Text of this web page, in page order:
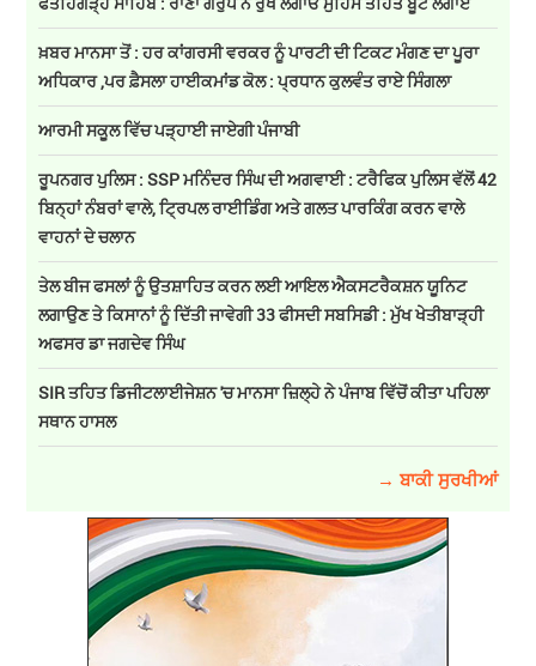
ਖ਼ਬਰ ਮਾਨਸਾ ਤੋਂ : ਹਰ ਕਾਂਗਰਸੀ ਵਰਕਰ ਨੂੰ ਪਾਰਟੀ ਦੀ ਟਿਕਟ ਮੰਗਣ ਦਾ ਪੂਰਾ
ਅਧਿਕਾਰ ,ਪਰ ਫ਼ੈਸਲਾ ਹਾਈਕਮਾਂਡ ਕੋਲ : ਪ੍ਰਧਾਨ ਕੁਲਵੰਤ ਰਾਏ ਸਿੰਗਲਾ
ਆਰਮੀ ਸਕੂਲ ਵਿੱਚ ਪੜ੍ਹਾਈ ਜਾਏਗੀ ਪੰਜਾਬੀ
ਰੂਪਨਗਰ ਪੁਲਿਸ : SSP ਮਨਿੰਦਰ ਸਿੰਘ ਦੀ ਅਗਵਾਈ : ਟਰੈਫਿਕ ਪੁਲਿਸ ਵੱਲੋਂ 42
ਬਿਨ੍ਹਾਂ ਨੰਬਰਾਂ ਵਾਲੇ, ਟ੍ਰਿਪਲ ਰਾਈਡਿੰਗ ਅਤੇ ਗਲਤ ਪਾਰਕਿੰਗ ਕਰਨ ਵਾਲੇ
ਵਾਹਨਾਂ ਦੇ ਚਲਾਨ
ਤੇਲ ਬੀਜ ਫਸਲਾਂ ਨੂੰ ਉਤਸ਼ਾਹਿਤ ਕਰਨ ਲਈ ਆਇਲ ਐਕਸਟਰੈਕਸ਼ਨ ਯੂਨਿਟ
ਲਗਾਉਣ ਤੇ ਕਿਸਾਨਾਂ ਨੂੰ ਦਿੱਤੀ ਜਾਵੇਗੀ 33 ਫੀਸਦੀ ਸਬਸਿਡੀ : ਮੁੱਖ ਖੇਤੀਬਾੜ੍ਹੀ
ਅਫਸਰ ਡਾ ਜਗਦੇਵ ਸਿੰਘ
SIR ਤਹਿਤ ਡਿਜੀਟਲਾਈਜੇਸ਼ਨ 'ਚ ਮਾਨਸਾ ਜ਼ਿਲ੍ਹੇ ਨੇ ਪੰਜਾਬ ਵਿੱਚੋਂ ਕੀਤਾ ਪਹਿਲਾ
ਸਥਾਨ ਹਾਸਲ
→ ਬਾਕੀ ਸੁਰਖੀਆਂ